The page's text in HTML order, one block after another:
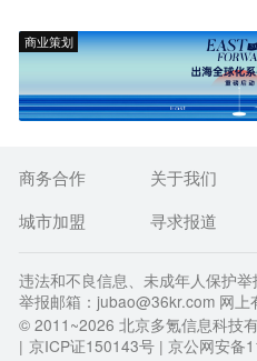
商业策划
商务合作 关于我们
城市加盟
寻求报道
违法和不良信息、未成年人保护
举报邮箱：jubao@36kr.com 网上
© 2011~2026 北京多氪信息科技
| 京ICP证150143号 | 京公网安备